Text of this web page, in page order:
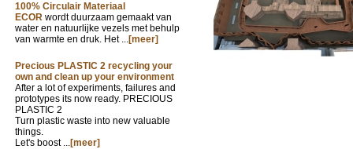
100% Circulair Materiaal
ECOR wordt duurzaam gemaakt van
water en natuurlijke vezels met behulp
van warmte en druk. Het ...[meer]
Precious PLASTIC 2 recycling your
own and clean up your environment
After a lot of experiments, failures and
prototypes its now ready. PRECIOUS
PLASTIC 2
Turn plastic waste into new valuable
things.
Let's boost ...[meer]